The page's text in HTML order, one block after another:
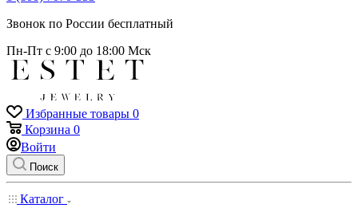
Звонок по России бесплатный
Пн-Пт с 9:00 до 18:00 Мск
Избранные товары 0
Корзина 0
Войти
Поиск
Каталог